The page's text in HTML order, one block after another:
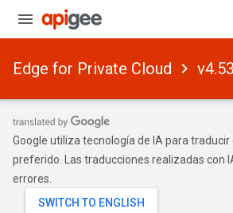
Edge for Private Cloud
Google utiliza tecnología de IA para
preferido. Las traducciones realizadas con
errores.